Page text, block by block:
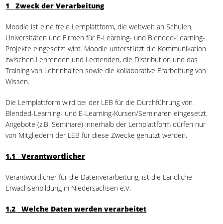
1 Zweck der Verarbeitung
Moodle ist eine freie Lernplattform, die weltweit an Schulen,
Universitäten und Firmen für E-Learning- und Blended-Learning-
Projekte eingesetzt wird. Moodle unterstützt die Kommunikation
zwischen Lehrenden und Lernenden, die Distribution und das
Training von Lehrinhalten sowie die kollaborative Erarbeitung von
Wissen.
Die Lernplattform wird bei der LEB für die Durchführung von
Blended-Learning- und E-Learning-Kursen/Seminaren eingesetzt.
Angebote (z.B. Seminare) innerhalb der Lernplattform dürfen nur
von Mitgliedern der LEB für diese Zwecke genutzt werden.
1.1 Verantwortlicher
Verantwortlicher für die Datenverarbeitung, ist die Ländliche
Erwachsenbildung in Niedersachsen e.V.
1.2 Welche Daten werden verarbeitet